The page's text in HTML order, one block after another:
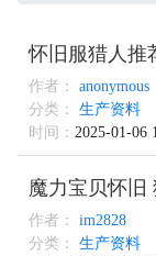
怀旧服猎人推
作者：
anonymous
分类：
生产资料
时间： 2025-01-06
魔力宝贝怀旧
作者：
im2828
分类：
生产资料